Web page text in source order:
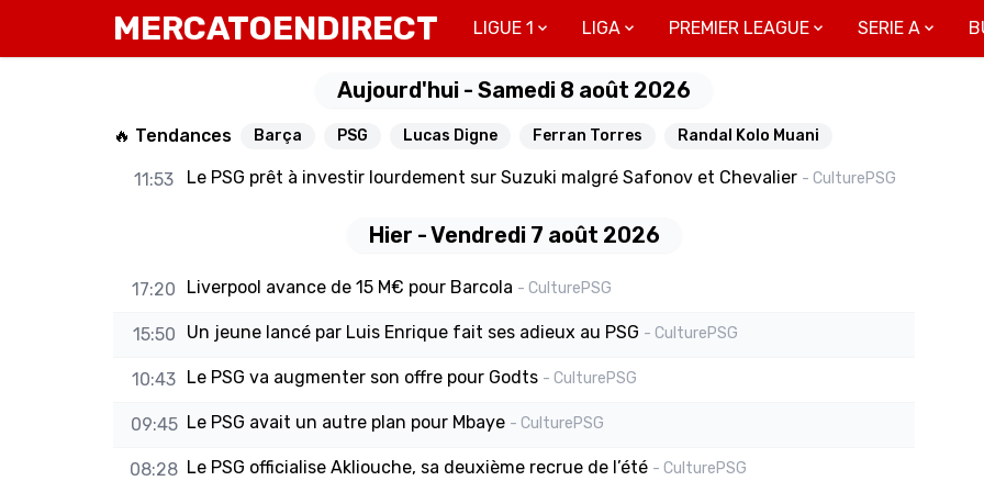
MERCATOENDIRECT LIGUE 1 LIGA PREMIER LEAGUE SERIE A
Aujourd'hui - Samedi 8 août 2026
🔥 Tendances Barça PSG Lucas Digne Ferran Torres Randal Kolo Muani
11:53 Le PSG prêt à investir lourdement sur Suzuki malgré Safonov et Chevalier - CulturePSG
Hier - Vendredi 7 août 2026
17:20 Liverpool avance de 15 M€ pour Barcola - CulturePSG
15:50 Un jeune lancé par Luis Enrique fait ses adieux au PSG - CulturePSG
10:43 Le PSG va augmenter son offre pour Godts - CulturePSG
09:45 Le PSG avait un autre plan pour Mbaye - CulturePSG
08:28 Le PSG officialise Akliouche, sa deuxième recrue de l’été - CulturePSG